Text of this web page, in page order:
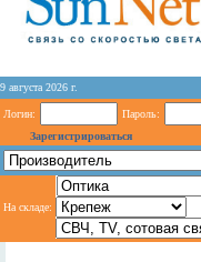
9 августа 2026 г.
Логин:
Пароль:
Зарегистрироваться
На складе: